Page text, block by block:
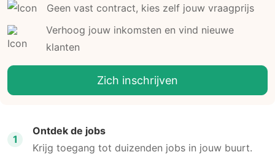
Geen vast contract, kies zelf jouw vraagprijs
Verhoog jouw inkomsten en vind nieuwe
klanten
Zich inschrijven
1
Ontdek de jobs
Krijg toegang tot duizenden jobs in jouw buurt.